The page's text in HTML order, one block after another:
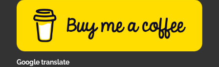
Google translate